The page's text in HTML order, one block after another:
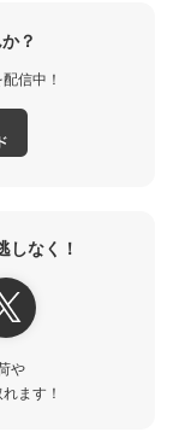
？
信中！
しなく！
や
ます！